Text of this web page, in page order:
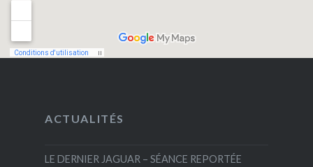
ACTUALITÉS
LE DERNIER JAGUAR – SÉANCE REPORTÉE